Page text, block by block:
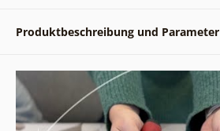
Produktbeschreibung und Parameter